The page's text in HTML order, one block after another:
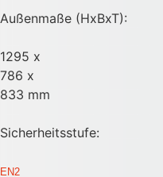
Außenmaße (HxBxT):
1295 x
786 x
833 mm
Sicherheitsstufe:
EN2